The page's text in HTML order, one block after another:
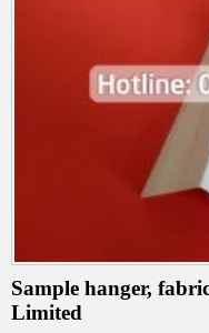
Sample hanger,
Limited